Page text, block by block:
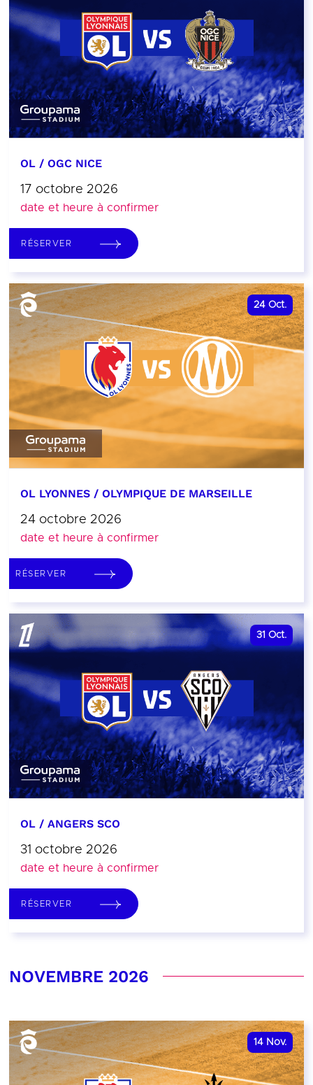
OL / OGC NICE
17 octobre 2026
date et heure à confirmer
RÉSERVER
24 Oct.
OL LYONNES / OLYMPIQUE DE MARSEILLE
24 octobre 2026
date et heure à confirmer
RÉSERVER
31 Oct.
OL / ANGERS SCO
31 octobre 2026
date et heure à confirmer
RÉSERVER
NOVEMBRE 2026
14 Nov.